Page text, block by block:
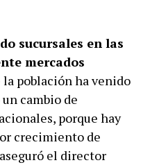
sucursales en las
mercados
la población ha venido
cambio de
porque hay
crecimiento de
el director